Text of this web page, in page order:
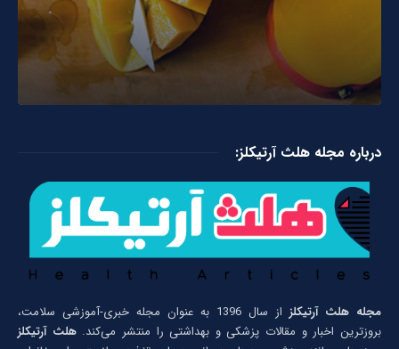
درباره مجله هلث آرتیکلز:
مجله هلث آرتیکلز
از سال 1396 به عنوان مجله خبری-آموزشی سلامت،
بروزترین اخبار و مقالات پزشکی و بهداشتی را منتشر می‌کند.هلث آرتیکلز